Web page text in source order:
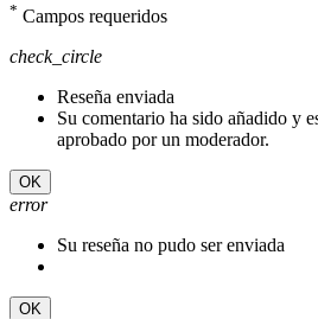
* Campos requeridos
check_circle
Reseña enviada
Su comentario ha sido añadido y
aprobado por un moderador.
OK
error
Su reseña no pudo ser enviada
OK